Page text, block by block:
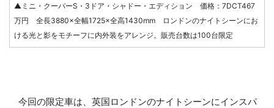
▲ミニ・クーパーS・3ドア・シャドー・エディション 価格：7DCT467
万円 全長3880×全幅1725×全高1430mm ロンドンのナイトシーンにお
ける光と影をモチーフに内外装をアレンジ。販売台数は100台限定
今回の限定車は、英国ロンドンのナイトシーンにインスパ